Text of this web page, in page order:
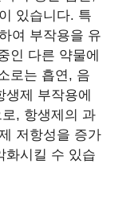
있습니다. 특
여 부작용을 유
인 다른 약물에
로는 흡연, 음
생제 부작용에
, 항생제의 과
저항성을 증가
화시킬 수 있습